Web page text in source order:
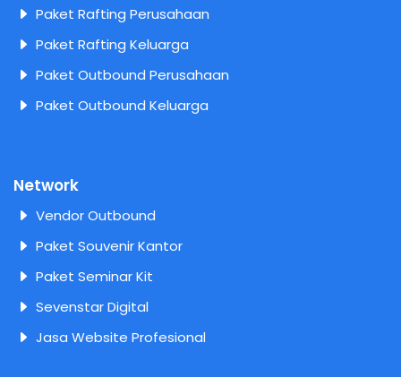
Paket Rafting Perusahaan
Paket Rafting Keluarga
Paket Outbound Perusahaan
Paket Outbound Keluarga
Network
Vendor Outbound
Paket Souvenir Kantor
Paket Seminar Kit
Sevenstar Digital
Jasa Website Profesional